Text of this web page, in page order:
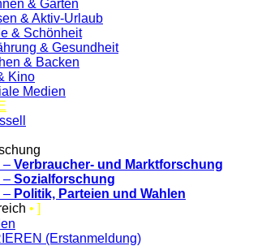
& Garten
& Aktiv-Urlaub
& Schönheit
& Gesundheit
& Backen
Kino
Medien
– Verbraucher- und Marktforschung
– Sozialforschung
– Politik, Parteien und Wahlen
• ]
(Erstanmeldung)